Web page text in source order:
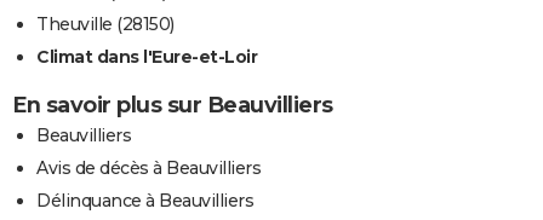
Theuville (28150)
Climat dans l'Eure-et-Loir
En savoir plus sur Beauvilliers
Beauvilliers
Avis de décès à Beauvilliers
Délinquance à Beauvilliers